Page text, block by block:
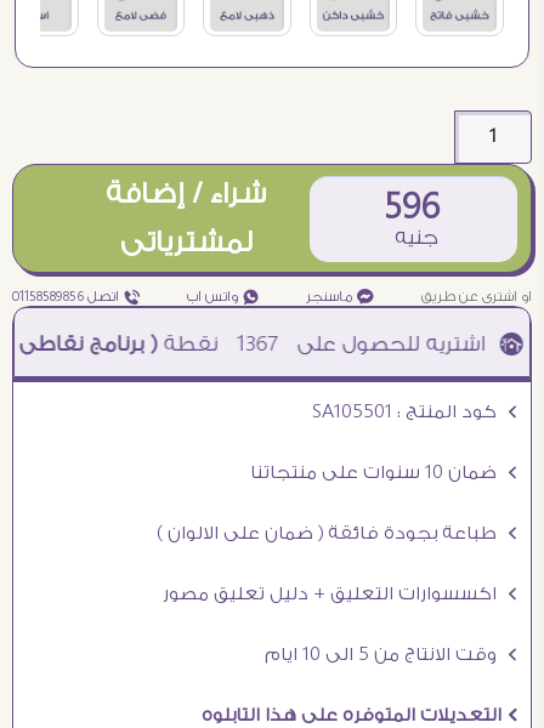
596
جنيه
شراء / إضافة
لمشترياتى
او اشترى عن طريق ¥ ماسنجر ₧ واتس اب ƒ اتصل 01158589856
1367 نقطة( برنامج نقاطى )à خصم 5% للعملاء الجدد à شحن مجانى عند الشراء ب 4000 جنيه à
Ö كود المنتج : SA105501
Ö ضمان 10 سنوات على منتجاتنا
Ö طباعة بجودة فائقة ( ضمان على الالوان )
Ö اكسسوارات التعليق + دليل تعليق مصور
Ö وقت الانتاج من 5 الى 10 ايام
Ö التعديلات المتوفره على هذا التابلوه